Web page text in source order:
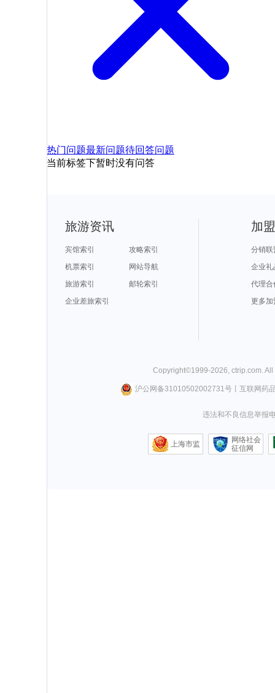
热门问题最新问题待回答问题
当前标签下暂时没有问答
旅游资讯
宾馆索引
攻略索引
机票索引
网站导航
旅游索引
邮轮索引
企业差旅索引
加
分销联
企业礼
代理合
更多加
Copyright©1999-2026, ctrip.com.
沪公网备31010502002731号丨 互联网药
违法和不良信息举报
上海市监
网络社会
征信网